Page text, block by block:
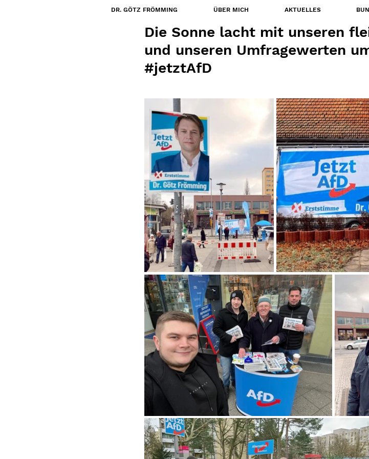
Die Sonne lacht mit unseren
und unseren Umfragewerten
#jetztAfD
DR. GÖTZ FRÖMMING ÜBER MICH AKTUELLES